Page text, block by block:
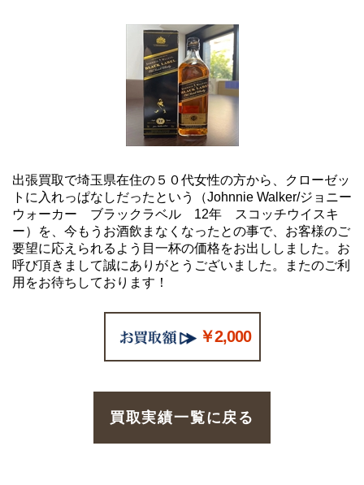
出張買取で埼玉県在住の５０代女性の方から、クローゼッ
トに入れっぱなしだったという（Johnnie Walker/ジョニー
ウォーカー ブラックラベル 12年 スコッチウイスキ
ー）を、今もうお酒飲まなくなったとの事で、お客様のご
要望に応えられるよう目一杯の価格をお出ししました。お
呼び頂きまして誠にありがとうございました。またのご利
用をお待ちしております！
￥2,000
買取実績一覧に戻る